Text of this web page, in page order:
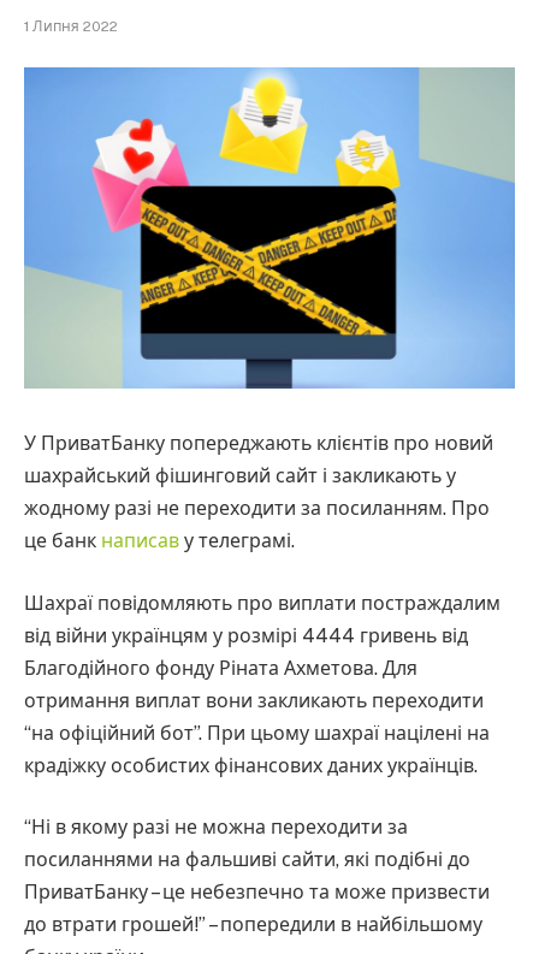
1 Липня 2022
У ПриватБанку попереджають клієнтів про новий
шахрайський фішинговий сайт і закликають у
жодному разі не переходити за посиланням. Про
це банк написав у телеграмі.
Шахраї повідомляють про виплати постраждалим
від війни українцям у розмірі 4444 гривень від
Благодійного фонду Ріната Ахметова. Для
отримання виплат вони закликають переходити
“на офіційний бот”. При цьому шахраї націлені на
крадіжку особистих фінансових даних українців.
“Ні в якому разі не можна переходити за
посиланнями на фальшиві сайти, які подібні до
ПриватБанку – це небезпечно та може призвести
до втрати грошей!” – попередили в найбільшому